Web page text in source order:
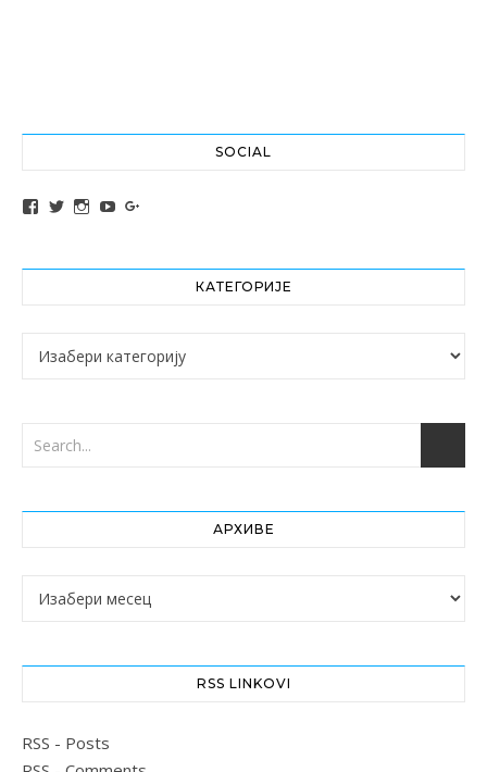
SOCIAL
View altochef’s profile on Facebook
View jovancica73’s profile on Twitter
View jovancica73’s profile on Instagram
View jovancica73’s profile on YouTube
КАТЕГОРИЈЕ
Категорије
АРХИВЕ
Архиве
RSS LINKOVI
RSS - Posts